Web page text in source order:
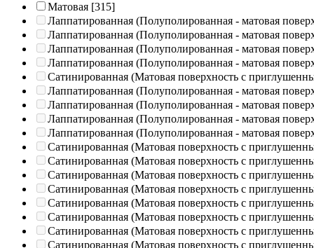
Матовая [315]
Лаппатированная (Полуполированная - матовая
Лаппатированная (Полуполированная - матовая
Лаппатированная (Полуполированная - матовая
Лаппатированная (Полуполированная - матовая
Сатинированная (Матовая поверхность с
Лаппатированная (Полуполированная - матовая
Лаппатированная (Полуполированная - матовая
Лаппатированная (Полуполированная - матовая
Лаппатированная (Полуполированная - матовая
Сатинированная (Матовая поверхность с
Сатинированная (Матовая поверхность с
Сатинированная (Матовая поверхность с
Сатинированная (Матовая поверхность с
Сатинированная (Матовая поверхность с
Сатинированная (Матовая поверхность с
Сатинированная (Матовая поверхность с
Сатинированная (Матовая поверхность с